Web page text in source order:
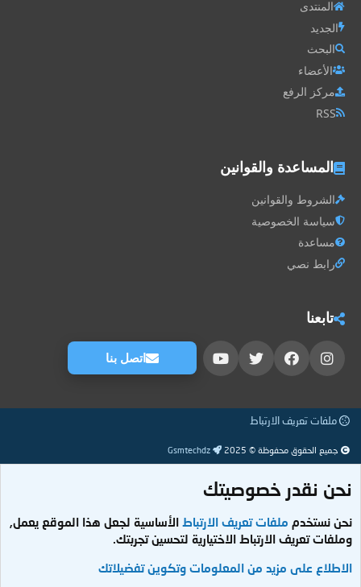
المنتدى
الجديد
البحث
الأعضاء
مركز الرفع
RSS
المساعدة والقوانين
الشروط والقوانين
سياسة الخصوصية
مساعدة
رابط نصي
تابعنا
اتصل بنا
ملفات تعريف الارتباط
جميع الحقوق محفوظة © 2025 Gsmtechdz
نحن نقدر خصوصيتك
نحن نستخدم ملفات تعريف الارتباطالأساسية لجعل هذا الموقع يعمل,
وملفات تعريف الارتباط الاختيارية لتحسين تجربتك.
الاطلاع على مزيد من المعلومات وتكوين تفضيلاتك